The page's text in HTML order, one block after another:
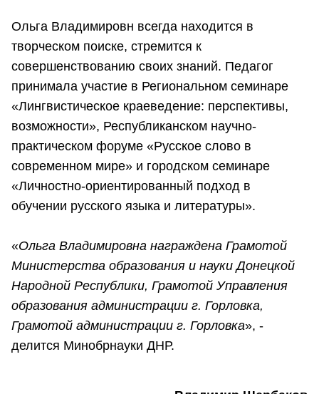
Ольга Владимировн всегда находится в
творческом поиске, стремится к
совершенствованию своих знаний. Педагог
принимала участие в Региональном семинаре
«Лингвистическое краеведение: перспективы,
возможности», Республиканском научно-
практическом форуме «Русское слово в
современном мире» и городском семинаре
«Личностно-ориентированный подход в
обучении русского языка и литературы».
«Ольга Владимировна награждена Грамотой
Министерства образования и науки Донецкой
Народной Республики, Грамотой Управления
образования администрации г. Горловка,
Грамотой администрации г. Горловка», -
делится Минобрнауки ДНР.